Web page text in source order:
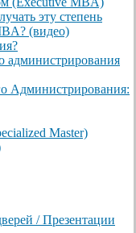
эту степень
(видео)
администрирования
Администрирования:
Master)
/ Презентации